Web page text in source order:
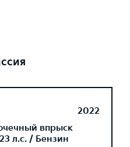
2022
впрыск
л.с. / Бензин